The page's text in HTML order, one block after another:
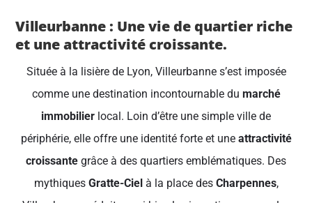
Villeurbanne : Une vie de quartier riche
et une attractivité croissante.
Située à la lisière de Lyon, Villeurbanne s’est imposée
comme une destination incontournable du marché
immobilier local. Loin d’être une simple ville de
périphérie, elle offre une identité forte et une attractivité
croissante grâce à des quartiers emblématiques. Des
mythiques Gratte-Ciel à la place des Charpennes,